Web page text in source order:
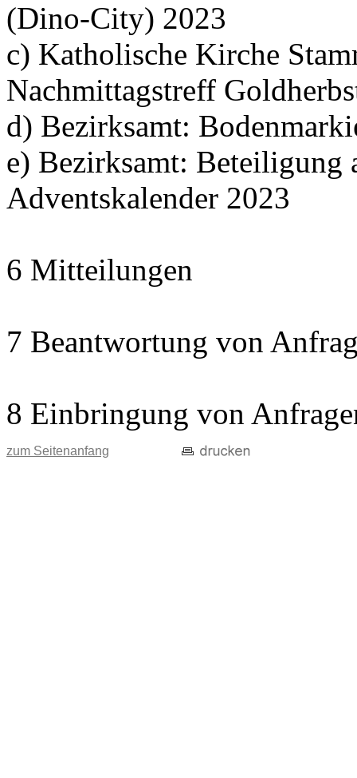
(Dino-City) 2023
c) Katholische Kirche
Nachmittagstreff
d) Bezirksamt:
e) Bezirksamt: Beteiligung
Adventskalender 2023
6 Mitteilungen
7 Beantwortung von
8 Einbringung von
zum Seitenanfang